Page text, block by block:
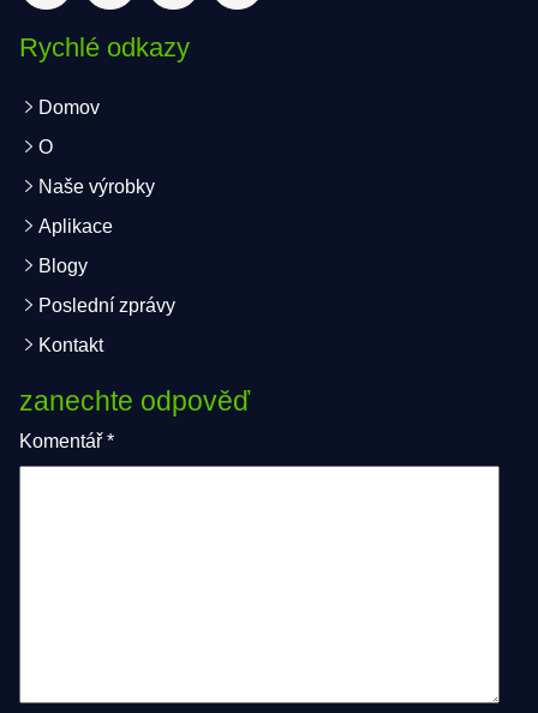
Rychlé odkazy
Domov
O
Naše výrobky
Aplikace
Blogy
Poslední zprávy
Kontakt
zanechte odpověď
Komentář *